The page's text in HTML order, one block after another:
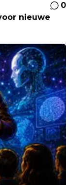
0
nieuwe